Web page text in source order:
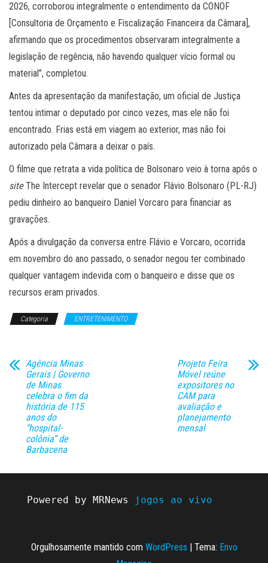
2026, corroborou integralmente o entendimento da CONOF
[Consultoria de Orçamento e Fiscalização Financeira da Câmara],
afirmando que os procedimentos observaram integralmente a
legislação de regência, não havendo qualquer vício formal ou
material”, completou.
Antes da apresentação da manifestação, um oficial de Justiça
tentou intimar o deputado por cinco vezes, mas ele não foi
encontrado. Frias está em viagem ao exterior, mas não foi
autorizado pela Câmara a deixar o país.
O filme que retrata a vida política de Bolsonaro veio à torna após o
siteThe Intercept revelar que o senador Flávio Bolsonaro (PL-RJ)
pediu dinheiro ao banqueiro Daniel Vorcaro para financiar as
gravações.
Após a divulgação da conversa entre Flávio e Vorcaro, ocorrida
em novembro do ano passado, o senador negou ter combinado
qualquer vantagem indevida com o banqueiro e disse que os
recursos eram privados.
Categoria ENTRETENIMENTO
Agência Minas
Gerais | Governo
de Minas
celebra o fim da
história de 115
anos do
“hospital-
colônia” de
Barbacena
Projeto Feira
Móvel reúne
expositores no
CAM para
avaliação e
planejamento
mensal
Powered by MRNews jogos ao vivo
Orgulhosamente mantido com WordPress Tema: Envo